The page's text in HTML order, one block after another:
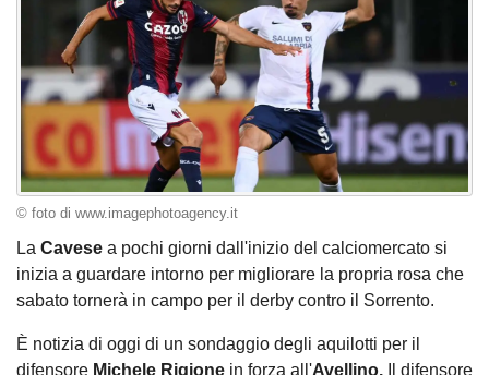
© foto di www.imagephotoagency.it
La Cavese a pochi giorni dall'inizio del calciomercato si
inizia a guardare intorno per migliorare la propria rosa che
sabato tornerà in campo per il derby contro il Sorrento.
È notizia di oggi di un sondaggio degli aquilotti per il
difensore Michele Rigione in forza all'Avellino. Il difensore